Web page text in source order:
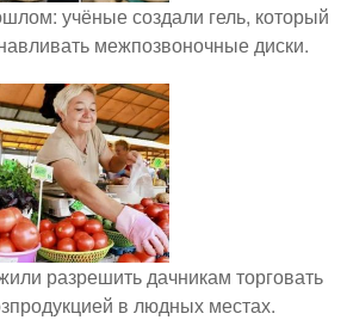
учёные создали гель, который
межпозвоночные диски.
разрешить дачникам торговать
в людных местах.